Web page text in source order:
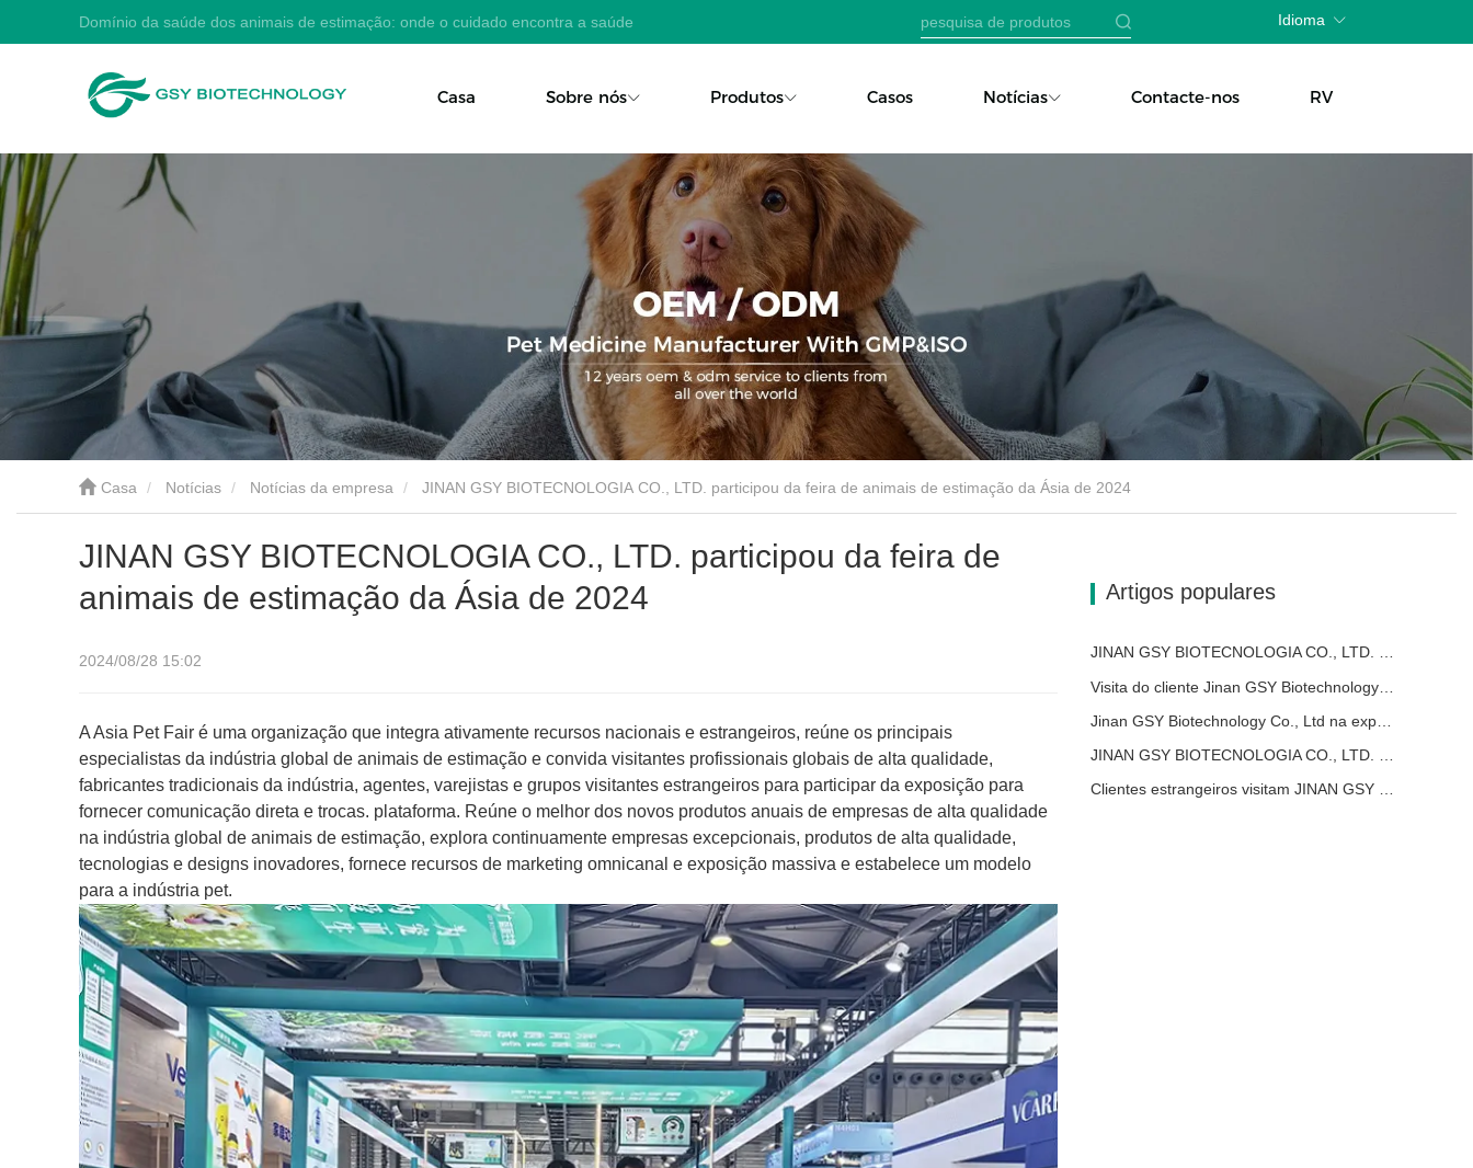
Domínio da saúde dos animais de estimação: onde o cuidado encontra a saúde Idioma
Casa Sobre nós Produtos Casos Notícias Contacte-nos RV
Casa Notícias Notícias da empresa JINAN GSY BIOTECNOLOGIA CO., LTD. participou da feira de animais de estimação da Ásia de 2024
JINAN GSY BIOTECNOLOGIA CO., LTD. participou da feira de
animais de estimação da Ásia de 2024
2024/08/28 15:02
A Asia Pet Fair é uma organização que integra ativamente recursos nacionais e estrangeiros, reúne os principais
especialistas da indústria global de animais de estimação e convida visitantes profissionais globais de alta qualidade,
fabricantes tradicionais da indústria, agentes, varejistas e grupos visitantes estrangeiros para participar da exposição para
fornecer comunicação direta e trocas. plataforma. Reúne o melhor dos novos produtos anuais de empresas de alta qualidade
na indústria global de animais de estimação, explora continuamente empresas excepcionais, produtos de alta qualidade,
tecnologias e designs inovadores, fornece recursos de marketing omnicanal e exposição massiva e estabelece um modelo
para a indústria pet.
Artigos populares
JINAN GSY BIOTECNOLOGIA CO., LTD. participou da Exposição Internacional de Pecuária do Paquistão de 2024 IPEX
Visita do cliente Jinan GSY Biotechnology Co., Ltd
Jinan GSY Biotechnology Co., Ltd na exposição Nanjing VIV
Clientes estrangeiros visitam JINAN GSY BIOTECHNOLOGY CO., LTD.